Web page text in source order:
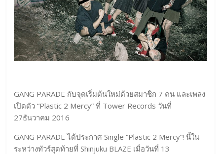
GANG PARADE กับจุดเริ่มต้นใหม่ด้วยสมาชิก 7 คน และเพลง
เปิดตัว “Plastic 2 Mercy” ที่ Tower Records วันที่
27ธันวาคม 2016
GANG PARADE ได้ประกาศ Single “Plastic 2 Mercy”! นี้ใน
ระหว่างทัวร์สุดท้ายที่ Shinjuku BLAZE เมื่อวันที่ 13